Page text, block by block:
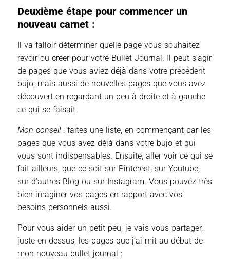
Deuxième étape pour commencer un
nouveau carnet :
Il va falloir déterminer quelle page vous souhaitez
revoir ou créer pour votre Bullet Journal. Il peut s’agir
de pages que vous aviez déjà dans votre précédent
bujo, mais aussi de nouvelles pages que vous avez
découvert en regardant un peu à droite et à gauche
ce qui se faisait.
Mon conseil: faites une liste, en commençant par les
pages que vous avez déjà dans votre bujo et qui
vous sont indispensables. Ensuite, aller voir ce qui se
fait ailleurs, que ce soit sur Pinterest, sur Youtube,
sur d’autres Blog ou sur Instagram. Vous pouvez très
bien imaginer vos pages en rapport avec vos
besoins personnels aussi.
Pour vous aider un petit peu, je vais vous partager,
juste en dessus, les pages que j’ai mit au début de
mon nouveau bullet journal :